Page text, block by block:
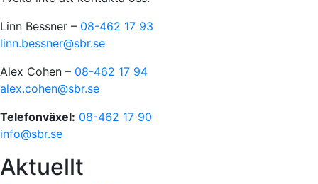
Linn Bessner – 08-462 17 93
linn.bessner@sbr.se
Alex Cohen – 08-462 17 94
alex.cohen@sbr.se
Telefonväxel: 08-462 17 90
info@sbr.se
Aktuellt